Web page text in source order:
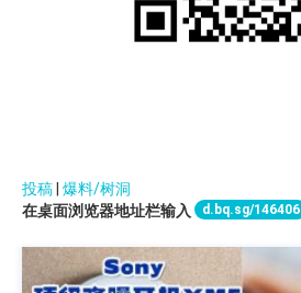
投稿 爆料/树洞
在桌面浏览器地址栏输入
d.bq.sg/146406